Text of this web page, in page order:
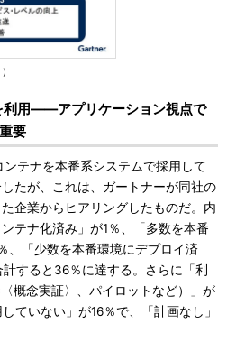
利用――アプリケーション視点で
要
テナを本番系システムで採用して
たが、これは、ガートナーが同社の
企業からヒアリングしたものだ。内
テナ化済み」が1％、「多数を本番
、「少数を本番環境にデプロイ済
すると36％に達する。さらに「利
概念実証〉、パイロットなど）」が
ていない」が16％で、「計画なし」